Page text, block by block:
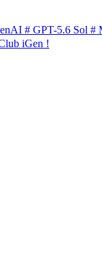
# GPT-5.6 Sol #
iGen !